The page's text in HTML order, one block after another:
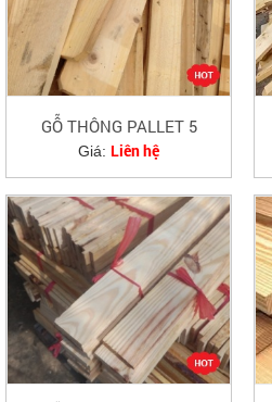
GỖ THÔNG PALLET 5
Giá: Liên hệ